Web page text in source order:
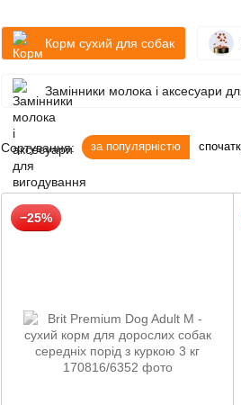
Корм сухий для собак
Замінники молока і аксесуари
Сортування: за популярністю
−25%